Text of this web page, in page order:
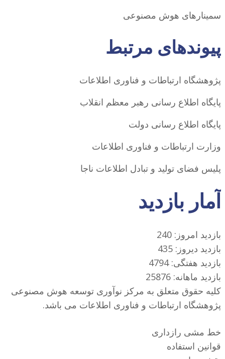
سمینارهای هوش مصنوعی
پیوندهای مرتبط
پژوهشگاه ارتباطات و فناوری اطلاعات
پایگاه اطلاع رسانی رهبر معظم انقلاب
پایگاه اطلاع رسانی دولت
وزارت ارتباطات و فناوری اطلاعات
پلیس فضای تولید و تبادل اطلاعات ناجا
آمار بازدید
بازدید امروز: 240
بازدید دیروز: 435
بازدید هفتگی: 4794
بازدید ماهانه: 25876
کلیه حقوق متعلق به مرکز نوآوری توسعه هوش مصنوعی
پژوهشگاه ارتباطات و فناوری اطلاعات می باشد.
خط مشی رازداری
قوانین استفاده